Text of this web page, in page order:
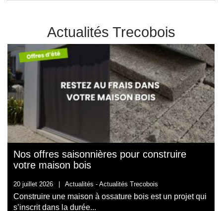
Actualités Trecobois
Nos offres saisonnières pour construire
votre maison bois
20 juillet 2026 Actualités - Actualités Trecobois
Construire une maison à ossature bois est un projet qui
s’inscrit dans la durée...